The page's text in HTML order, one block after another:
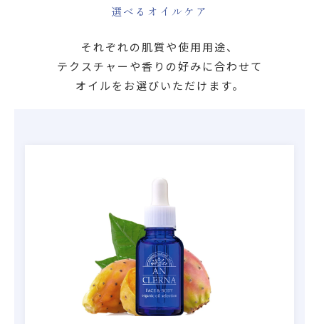
選べるオイルケア
それぞれの肌質や使用用途、
テクスチャーや香りの好みに合わせて
オイルをお選びいただけます。